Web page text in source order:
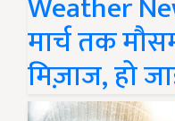
मार्च तक
मिज़ाज, हो